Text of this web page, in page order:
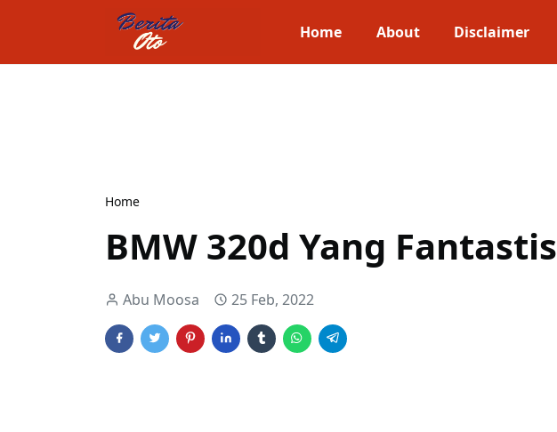
Home About Disclaimer
Home
BMW 320d Yang Fantastis
Abu Moosa 25 Feb, 2022